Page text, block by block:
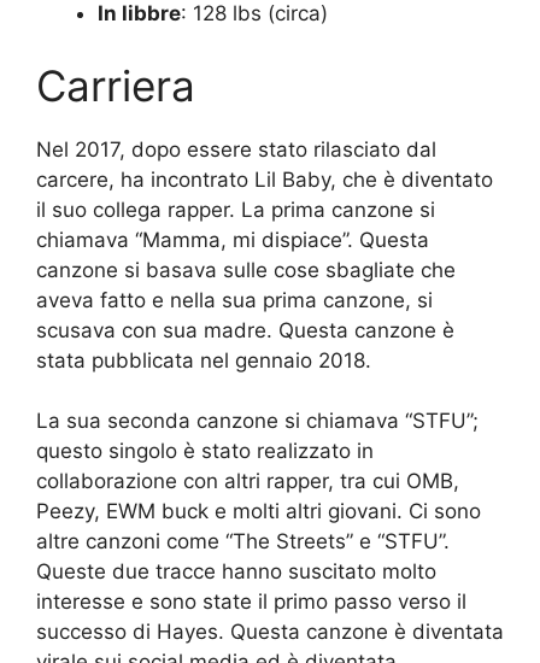
In libbre: 128 lbs (circa)
Carriera
Nel 2017, dopo essere stato rilasciato dal
carcere, ha incontrato Lil Baby, che è diventato
il suo collega rapper. La prima canzone si
chiamava “Mamma, mi dispiace”. Questa
canzone si basava sulle cose sbagliate che
aveva fatto e nella sua prima canzone, si
scusava con sua madre. Questa canzone è
stata pubblicata nel gennaio 2018.
La sua seconda canzone si chiamava “STFU”;
questo singolo è stato realizzato in
collaborazione con altri rapper, tra cui OMB,
Peezy, EWM buck e molti altri giovani. Ci sono
altre canzoni come “The Streets” e “STFU”.
Queste due tracce hanno suscitato molto
interesse e sono state il primo passo verso il
successo di Hayes. Questa canzone è diventata